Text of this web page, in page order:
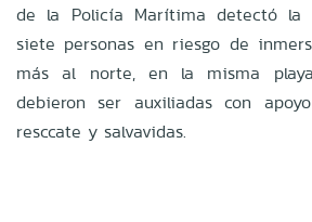
de la Policía Marítima detectó la
siete personas en riesgo de
más al norte, en la misma
debieron ser auxiliadas con
resccate y salvavidas.